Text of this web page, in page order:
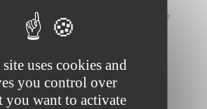
questions d’interprétation de
of interpretation of the
Transports, (1977), 190.
uses cookies and
you control over
you want to activate